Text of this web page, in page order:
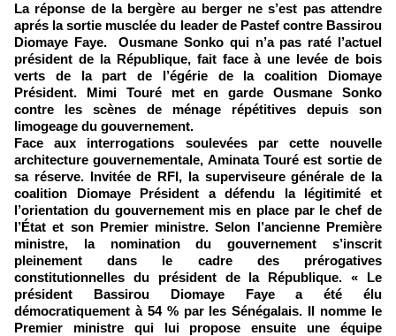
La réponse de la bergère au berger ne s’est pas attendre
aprés la sortie musclée du leader de Pastef contre Bassirou
Diomaye Faye. Ousmane Sonko qui n’a pas raté l’actuel
président de la République, fait face à une levée de bois
verts de la part de l’égérie de la coalition Diomaye
Président. Mimi Touré met en garde Ousmane Sonko
contre les scènes de ménage répétitives depuis son
limogeage du gouvernement.
Face aux interrogations soulevées par cette nouvelle
architecture gouvernementale, Aminata Touré est sortie de
sa réserve. Invitée de RFI, la superviseure générale de la
coalition Diomaye Président a défendu la légitimité et
l’orientation du gouvernement mis en place par le chef de
l’État et son Premier ministre. Selon l’ancienne Première
ministre, la nomination du gouvernement s’inscrit
pleinement dans le cadre des prérogatives
constitutionnelles du président de la République. « Le
président Bassirou Diomaye Faye a été élu
démocratiquement à 54 % par les Sénégalais. Il nomme le
Premier ministre qui lui propose ensuite une équipe